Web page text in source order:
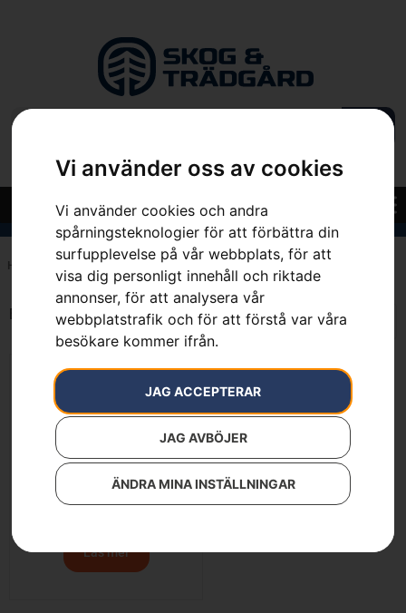
Vi använder oss av cookies
Vi använder cookies och andra
spårningsteknologier för att förbättra din
surfupplevelse på vår webbplats, för att
visa dig personligt innehåll och riktade
annonser, för att analysera vår
webbplatstrafik och för att förstå var våra
besökare kommer ifrån.
JAG ACCEPTERAR
JAG AVBÖJER
ÄNDRA MINA INSTÄLLNINGAR
Hem 7392930542235
Endast ett sökresultat
Husqvarna LB 448i
11 300kr
Läs mer